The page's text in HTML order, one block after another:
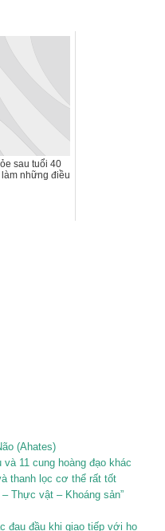
sau tuổi 40
những điều
(Ahates)
11 cung hoàng đạo khác
thanh lọc cơ thể rất tốt
Thực vật – Khoáng sản”
đau đầu khi giao tiếp với họ